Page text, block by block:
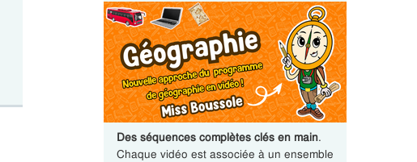
Des séquences complètes clés en main.
Chaque vidéo est associée à un ensemble